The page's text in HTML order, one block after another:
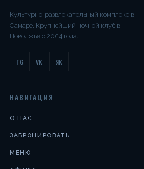
Культурно-развлекательный комплекс в
Самаре. Крупнейший ночной клуб в
Поволжье с 2004 года.
TG VK ЯК
НАВИГАЦИЯ
О НАС
ЗАБРОНИРОВАТЬ
МЕНЮ